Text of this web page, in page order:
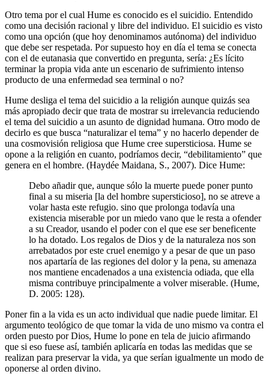
Otro tema por el cual Hume es conocido es el suicidio. Entendido
como una decisión racional y libre del individuo. El suicidio es visto
como una opción (que hoy denominamos autónoma) del individuo
que debe ser respetada. Por supuesto hoy en día el tema se conecta
con el de eutanasia que convertido en pregunta, sería: ¿Es lícito
terminar la propia vida ante un escenario de sufrimiento intenso
producto de una enfermedad sea terminal o no?
Hume desliga el tema del suicidio a la religión aunque quizás sea
más apropiado decir que trata de mostrar su irrelevancia reduciendo
el tema del suicidio a un asunto de dignidad humana. Otro modo de
decirlo es que busca “naturalizar el tema” y no hacerlo depender de
una cosmovisión religiosa que Hume cree supersticiosa. Hume se
opone a la religión en cuanto, podríamos decir, “debilitamiento” que
genera en el hombre. (Haydée Maidana, S., 2007). Dice Hume:
Debo añadir que, aunque sólo la muerte puede poner punto
final a su miseria [la del hombre supersticioso], no se atreve a
volar hasta este refugio. sino que prolonga todavía una
existencia miserable por un miedo vano que le resta a ofender
a su Creador, usando el poder con el que ese ser beneficente
lo ha dotado. Los regalos de Dios y de la naturaleza nos son
arrebatados por este cruel enemigo y a pesar de que un paso
nos apartaría de las regiones del dolor y la pena, su amenaza
nos mantiene encadenados a una existencia odiada, que ella
misma contribuye principalmente a volver miserable. (Hume,
D. 2005: 128).
Poner fin a la vida es un acto individual que nadie puede limitar. El
argumento teológico de que tomar la vida de uno mismo va contra el
orden puesto por Dios, Hume lo pone en tela de juicio afirmando
que si eso fuese así, también aplicaría en todas las medidas que se
realizan para preservar la vida, ya que serían igualmente un modo de
oponerse al orden divino.